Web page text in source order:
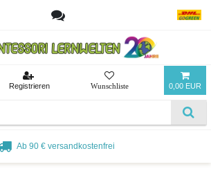
Registrieren 0,00 EUR
Ab 90 € versandkostenfrei